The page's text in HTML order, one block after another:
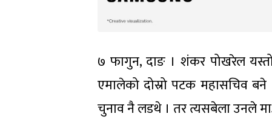
७ फागुन, दाङ । शंकर पोखरेल
एमालेको दोस्रो पटक महासचिव
चुनाव नै लडथे । तर त्यसबेला उनले